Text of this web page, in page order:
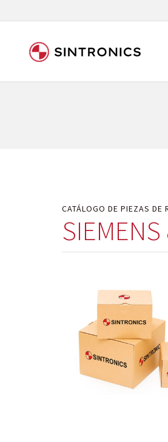
Nuestra
de módulos
CATÁLOGO DE PIEZAS DE